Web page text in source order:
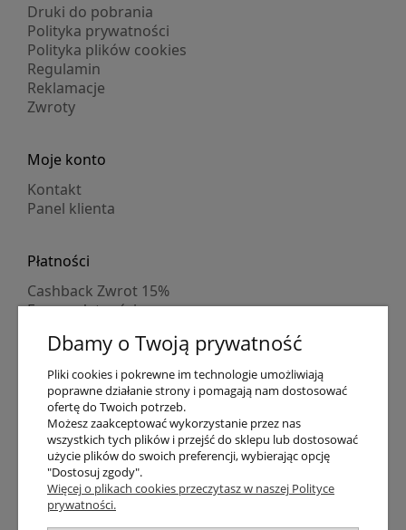
Druki do pobrania
Polityka prywatności
Polityka plików cookies
Regulamin
Reklamacje
Zwroty
Moje konto
Kontakt
Panel klienta
Płatności
Cashback Zwrot 15%
Formy płatności
Numer konta
PayPo kupujesz, nie płacisz
Progi rabatowe
Promocje
Dostawa
Czas wysyłki
Dostawa
Śledzenie przesyłki GLS
Dbamy o Twoją prywatność
Pliki cookies i pokrewne im technologie umożliwiają
poprawne działanie strony i pomagają nam dostosować
ofertę do Twoich potrzeb.
Możesz zaakceptować wykorzystanie przez nas
wszystkich tych plików i przejść do sklepu lub dostosować
użycie plików do swoich preferencji, wybierając opcję
"Dostosuj zgody".
Więcej o plikach cookies przeczytasz w naszej Polityce
prywatności.